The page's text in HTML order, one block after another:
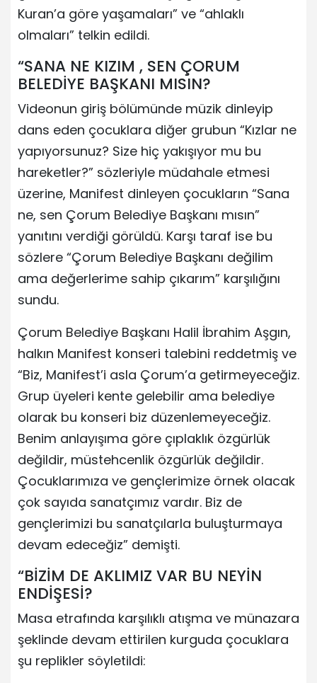
Kuran’a göre yaşamaları” ve “ahlaklı
olmaları” telkin edildi.
“SANA NE KIZIM , SEN ÇORUM
BELEDİYE BAŞKANI MISIN?
Videonun giriş bölümünde müzik dinleyip
dans eden çocuklara diğer grubun “Kızlar ne
yapıyorsunuz? Size hiç yakışıyor mu bu
hareketler?” sözleriyle müdahale etmesi
üzerine, Manifest dinleyen çocukların “Sana
ne, sen Çorum Belediye Başkanı mısın”
yanıtını verdiği görüldü. Karşı taraf ise bu
sözlere “Çorum Belediye Başkanı değilim
ama değerlerime sahip çıkarım” karşılığını
sundu.
Çorum Belediye Başkanı Halil İbrahim Aşgın,
halkın Manifest konseri talebini reddetmiş ve
“Biz, Manifest’i asla Çorum’a getirmeyeceğiz.
Grup üyeleri kente gelebilir ama belediye
olarak bu konseri biz düzenlemeyeceğiz.
Benim anlayışıma göre çıplaklık özgürlük
değildir, müstehcenlik özgürlük değildir.
Çocuklarımıza ve gençlerimize örnek olacak
çok sayıda sanatçımız vardır. Biz de
gençlerimizi bu sanatçılarla buluşturmaya
devam edeceğiz” demişti.
“BİZİM DE AKLIMIZ VAR BU NEYİN
ENDİŞESİ?
Masa etrafında karşılıklı atışma ve münazara
şeklinde devam ettirilen kurguda çocuklara
şu replikler söyletildi: